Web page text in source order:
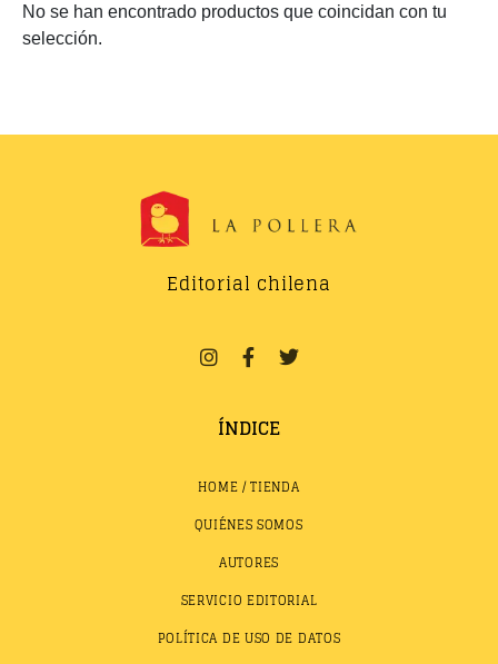
No se han encontrado productos que coincidan con tu
selección.
Editorial chilena
ÍNDICE
HOME / TIENDA
QUIÉNES SOMOS
AUTORES
SERVICIO EDITORIAL
POLÍTICA DE USO DE DATOS